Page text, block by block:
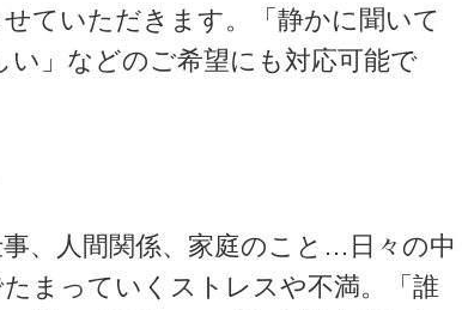
せていただきます。「静かに聞いて
」などのご希望にも対応可能で
、人間関係、家庭のこと…日々の中
たまっていくストレスや不満。「誰